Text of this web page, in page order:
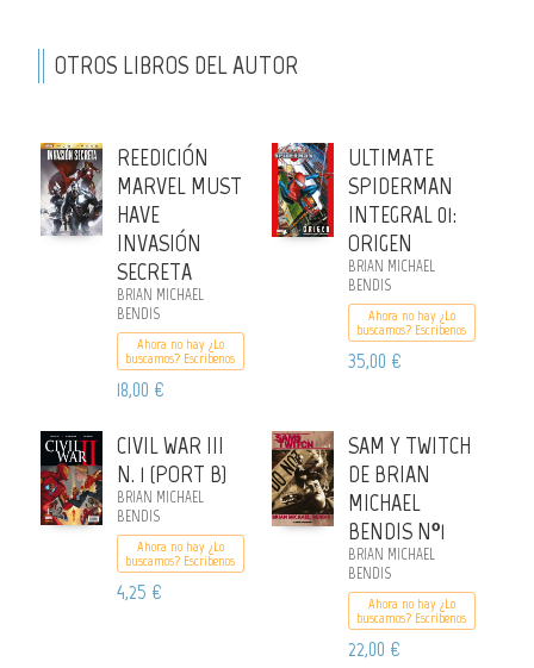
OTROS LIBROS DEL AUTOR
REEDICIÓN
MARVEL MUST
HAVE
INVASIÓN
SECRETA
BRIAN MICHAEL
BENDIS
Ahora no hay ¿Lo
buscamos? Escribenos
18,00 €
ULTIMATE
SPIDERMAN
INTEGRAL 01:
ORIGEN
BRIAN MICHAEL
BENDIS
Ahora no hay ¿Lo
buscamos? Escribenos
35,00 €
CIVIL WAR III
N. 1 (PORT B)
BRIAN MICHAEL
BENDIS
Ahora no hay ¿Lo
buscamos? Escribenos
4,25 €
SAM Y TWITCH
DE BRIAN
MICHAEL
BENDIS Nº1
BRIAN MICHAEL
BENDIS
Ahora no hay ¿Lo
buscamos? Escribenos
22,00 €